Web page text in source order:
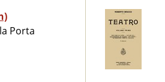
Porta